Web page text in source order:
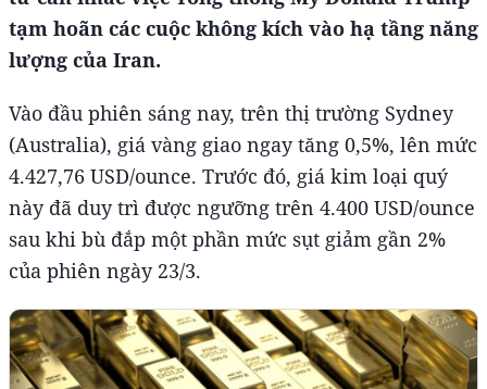
tạm hoãn các cuộc không kích vào hạ tầng năng
lượng của Iran.
Vào đầu phiên sáng nay, trên thị trường Sydney
(Australia), giá vàng giao ngay tăng 0,5%, lên mức
4.427,76 USD/ounce. Trước đó, giá kim loại quý
này đã duy trì được ngưỡng trên 4.400 USD/ounce
sau khi bù đắp một phần mức sụt giảm gần 2%
của phiên ngày 23/3.